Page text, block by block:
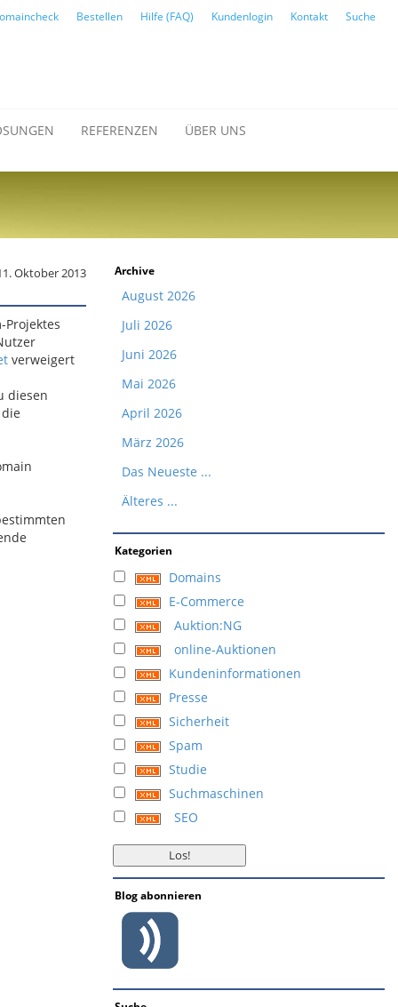
Bestellen Hilfe (FAQ) Kundenlogin Kontakt Suche
REFERENZEN ÜBER UNS
Oktober 2013
verweigert
diesen
Archive
August 2026
Juli 2026
Juni 2026
Mai 2026
April 2026
März 2026
Das Neueste ...
Älteres ...
Kategorien
Domains
E-Commerce
Auktion:NG
online-Auktionen
Kundeninformationen
Presse
Sicherheit
Spam
Studie
Suchmaschinen
SEO
Blog abonnieren